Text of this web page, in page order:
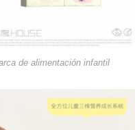
de alimentación infantil